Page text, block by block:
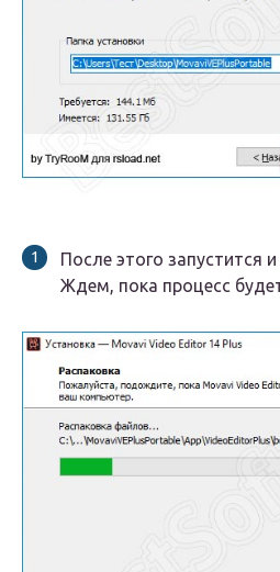
После этого запустится
Ждем, пока процесс